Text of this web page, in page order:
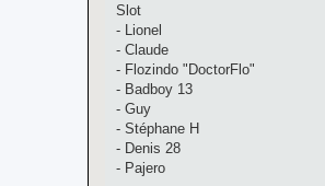
Slot
- Lionel
- Claude
- Flozindo "DoctorFlo"
- Badboy 13
- Guy
- Stéphane H
- Denis 28
- Pajero